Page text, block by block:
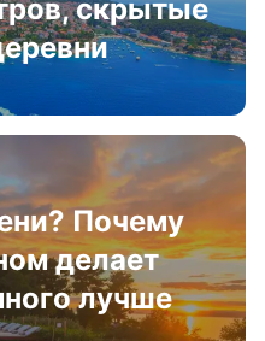
скрытые
Почему
делает
лучше